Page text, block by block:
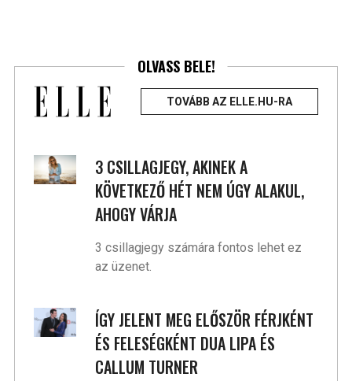
OLVASS BELE!
TOVÁBB AZ ELLE.HU-RA
3 CSILLAGJEGY, AKINEK A
KÖVETKEZŐ HÉT NEM ÚGY ALAKUL,
AHOGY VÁRJA
3 csillagjegy számára fontos lehet ez
az üzenet.
ÍGY JELENT MEG ELŐSZÖR FÉRJKÉNT
ÉS FELESÉGKÉNT DUA LIPA ÉS
CALLUM TURNER